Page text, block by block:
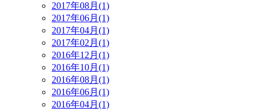
2017年08月(1)
2017年06月(1)
2017年04月(1)
2017年02月(1)
2016年12月(1)
2016年10月(1)
2016年08月(1)
2016年06月(1)
2016年04月(1)